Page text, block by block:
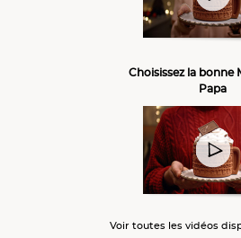
Choisissez la bonne
Papa
Voir toutes les vidéos